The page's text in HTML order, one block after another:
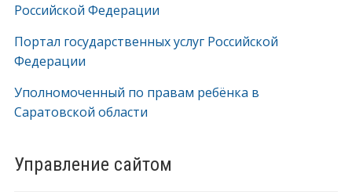
Российской Федерации
Портал государственных услуг Российской
Федерации
Уполномоченный по правам ребёнка в
Саратовской области
Управление сайтом